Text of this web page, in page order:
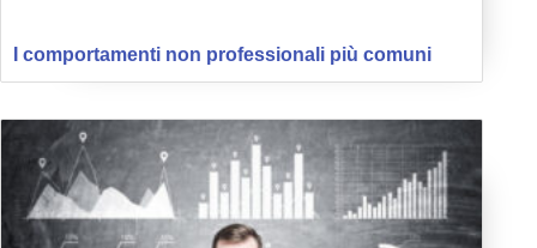
I comportamenti non professionali più comuni